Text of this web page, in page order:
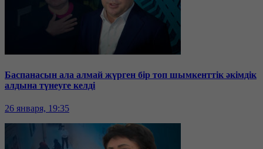
Баспанасын ала алмай жүрген бір топ шымкенттік әкімдік
алдына түнеуге келді
26 января, 19:35